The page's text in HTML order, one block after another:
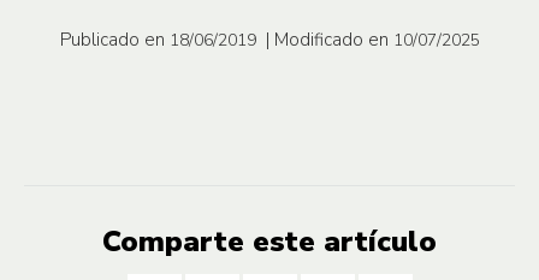
Publicado en 18/06/2019 | Modificado en 10/07/2025
Comparte este artículo